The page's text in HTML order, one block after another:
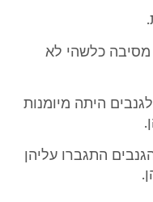
מסיבה כלשהי לא
היתה מיומנות
התגברו עליהן